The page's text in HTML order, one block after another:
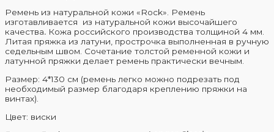
Ремень из натуральной кожи «Rock». Ремень
изготавливается из натуральной кожи высочайшего
качества. Кожа российского производства толщиной 4 мм.
Литая пряжка из латуни, прострочка выполненная в ручную
седельным швом. Сочетание толстой ременной кожи и
латунной пряжки делает ремень практически вечным.
Размер: 4*130 cм (ремень легко можно подрезать под
необходимый размер благодаря креплению пряжки на
винтах).
Цвет: виски